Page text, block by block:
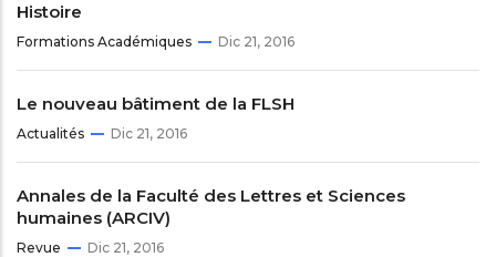
Histoire
Formations Académiques Dic 21, 2016
Le nouveau bâtiment de la FLSH
Actualités Dic 21, 2016
Annales de la Faculté des Lettres et Sciences
humaines (ARCIV)
Revue Dic 21, 2016